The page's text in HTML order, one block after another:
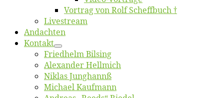
Vor­trag von Rolf Scheffbuch †
Live­stream
An­dach­ten
Kon­takt
Fried­helm Bilsing
Alex­an­der Hellmich
Ni­klas Junghannß
Mi­cha­el Kaufmann